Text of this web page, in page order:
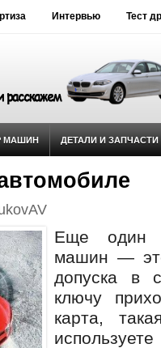
Интервью Тест
МАШИН ДЕТАЛИ И ЗАПЧАСТИ
Еще один
машин —
допуска в
ключу
карта,